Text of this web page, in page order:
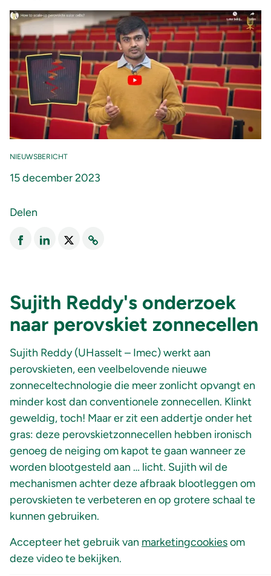
NIEUWSBERICHT
15 december 2023
Delen
Sujith Reddy's onderzoek
naar perovskiet zonnecellen
Sujith Reddy (UHasselt – Imec) werkt aan
perovskieten, een veelbelovende nieuwe
zonneceltechnologie die meer zonlicht opvangt en
minder kost dan conventionele zonnecellen. Klinkt
geweldig, toch! Maar er zit een addertje onder het
gras: deze perovskietzonnecellen hebben ironisch
genoeg de neiging om kapot te gaan wanneer ze
worden blootgesteld aan … licht. Sujith wil de
mechanismen achter deze afbraak blootleggen om
perovskieten te verbeteren en op grotere schaal te
kunnen gebruiken.
Accepteer het gebruik van marketingcookiesom
deze video te bekijken.